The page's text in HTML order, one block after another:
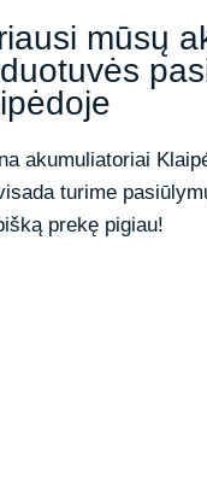
mūsų
akumuliatoriai
turime
prekę pigiau!